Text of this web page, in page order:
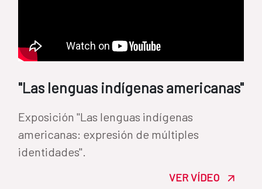
"Las lenguas indígenas americanas"
Exposición "Las lenguas indígenas
americanas: expresión de múltiples
identidades".
VER VÍDEO